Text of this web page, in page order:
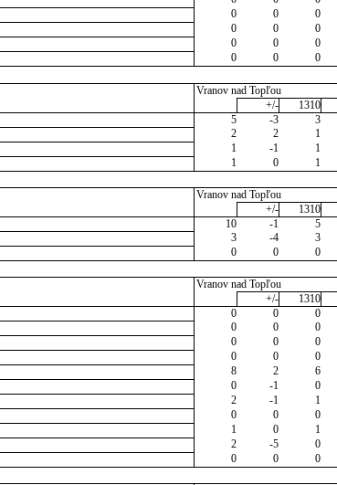
0 0 0
0 0 0
0 0 0
0 0 0
Vranov nad Topľou
+/-
1310
5 -3 3
2 2 1
1 -1 1
1 0 1
Vranov nad Topľou
+/-
1310
10 -1 5
3 -4 3
0 0 0
Vranov nad Topľou
+/-
1310
0 0 0
0 0 0
0 0 0
0 0 0
8 2 6
0 -1 0
2 -1 1
0 0 0
1 0 1
2 -5 0
0 0 0